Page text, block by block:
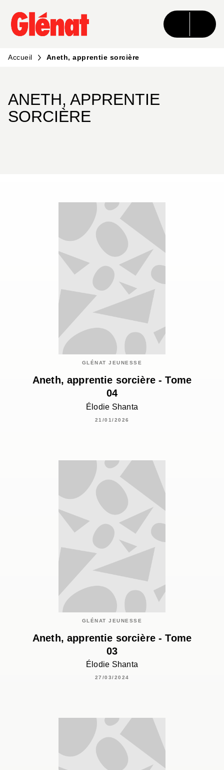
MENU RECHERCHE CONTENU
PIED DE PAGE
Accueil Aneth, apprentie sorcière
ANETH, APPRENTIE
SORCIÈRE
GLÉNAT JEUNESSE
Aneth, apprentie sorcière - Tome
04
Élodie Shanta
21/01/2026
GLÉNAT JEUNESSE
Aneth, apprentie sorcière - Tome
03
Élodie Shanta
27/03/2024